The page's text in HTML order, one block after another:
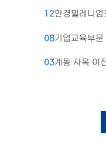
12한경밀레니엄
08기업교육부
03계동 사옥 이